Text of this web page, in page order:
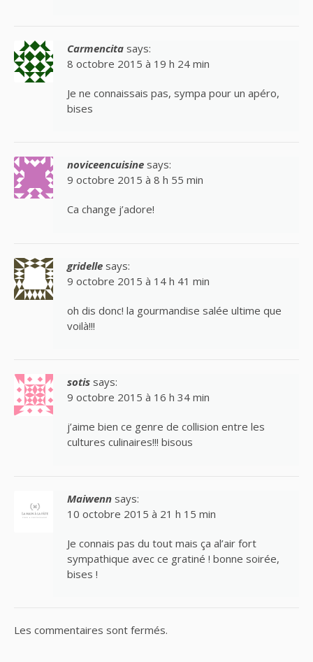
Carmencita says:
8 octobre 2015 à 19 h 24 min
Je ne connaissais pas, sympa pour un apéro,
bises
noviceencuisine says:
9 octobre 2015 à 8 h 55 min
Ca change j’adore!
gridelle says:
9 octobre 2015 à 14 h 41 min
oh dis donc! la gourmandise salée ultime que
voilà!!!
sotis says:
9 octobre 2015 à 16 h 34 min
j’aime bien ce genre de collision entre les
cultures culinaires!!! bisous
Maiwenn says:
10 octobre 2015 à 21 h 15 min
Je connais pas du tout mais ça al’air fort
sympathique avec ce gratiné ! bonne soirée,
bises !
Les commentaires sont fermés.